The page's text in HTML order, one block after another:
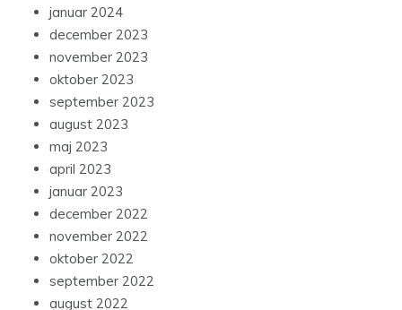
januar 2024
december 2023
november 2023
oktober 2023
september 2023
august 2023
maj 2023
april 2023
januar 2023
december 2022
november 2022
oktober 2022
september 2022
august 2022